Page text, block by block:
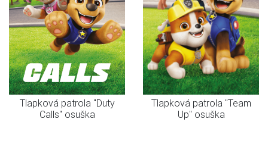
Tlapková patrola "Duty
Calls" osuška
Tlapková patrola "Team
Up" osuška